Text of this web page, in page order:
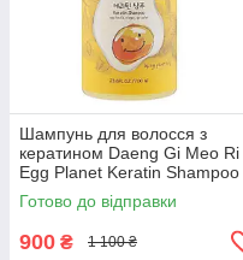
Шампунь для волосся з
кератином Daeng Gi Meo Ri
Egg Planet Keratin Shampoo
700ml
Готово до відправки
900 ₴ 1 100 ₴